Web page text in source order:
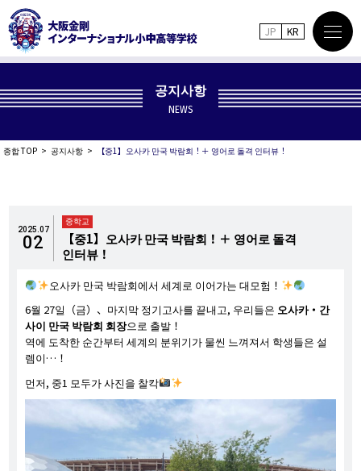
공지사항
NEWS
종합 TOP 공지사항 【중1】오사카 만국 박람회！＋ 영어로 돌격 인터뷰！
JP KR
2025.07
02
중학교
【중1】오사카 만국 박람회！＋ 영어로 돌격
인터뷰！
오사카 만국 박람회에서 세계로 이어가는 대모험！
6월 27일（금）、마지막 정기고사를 끝내고, 우리들은 오사카・간
사이 만국 박람회 회장으로 출발！
역에 도착한 순간부터 세계의 분위기가 물씬 느껴져서 학생들은 설
렘이…！
먼저, 중1 모두가 사진을 찰칵